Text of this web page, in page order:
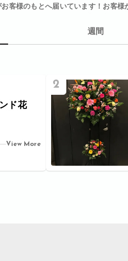
客様のもとへ届いています！お客様
週間
ド花
View More
2